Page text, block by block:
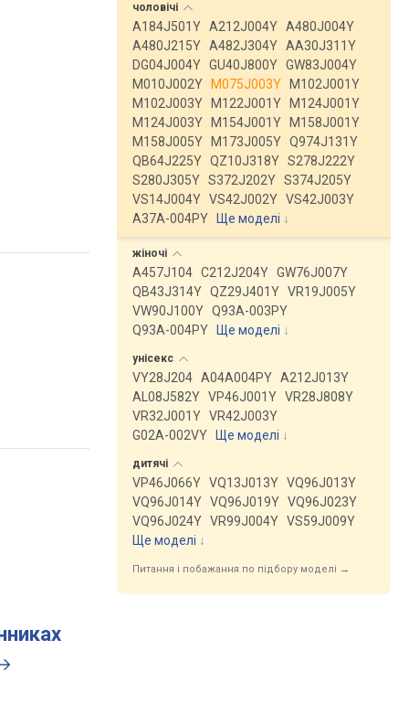
чоловічі
A184J501Y A212J004Y A480J004Y
A480J215Y A482J304Y AA30J311Y
DG04J004Y GU40J800Y GW83J004Y
M010J002Y
M075J003Y
M102J001Y
M102J003Y
M122J001Y
M124J001Y
M124J003Y
M154J001Y
M158J001Y
M158J005Y
M173J005Y Q974J131Y
QB64J225Y QZ10J318Y S278J222Y
S280J305Y S372J202Y S374J205Y
VS14J004Y VS42J002Y VS42J003Y
A37A-004PY
Ще моделі ↓
жіночі
A457J104 C212J204Y GW76J007Y
QB43J314Y QZ29J401Y VR19J005Y
VW90J100Y Q93A-003PY
Q93A-004PY
Ще моделі ↓
унісекс
VY28J204 A04A004PY A212J013Y
AL08J582Y VP46J001Y VR28J808Y
VR32J001Y VR42J003Y
G02A-002VY
Ще моделі ↓
дитячі
VP46J066Y VQ13J013Y VQ96J013Y
VQ96J014Y VQ96J019Y VQ96J023Y
VQ96J024Y VR99J004Y VS59J009Y
Ще моделі ↓
Питання і побажання по підбору моделі →